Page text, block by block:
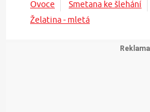
Ovoce
Smetana ke šlehání
Želatina - mletá